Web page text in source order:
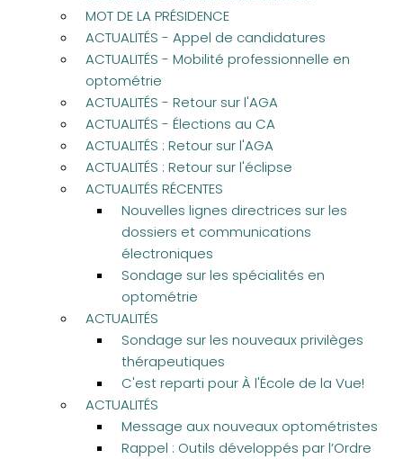
MOT DE LA PRÉSIDENCE
ACTUALITÉS - Appel de candidatures
ACTUALITÉS - Mobilité professionnelle en
optométrie
ACTUALITÉS - Retour sur l'AGA
ACTUALITÉS - Élections au CA
ACTUALITÉS : Retour sur l'AGA
ACTUALITÉS : Retour sur l'éclipse
ACTUALITÉS RÉCENTES
Nouvelles lignes directrices sur les
dossiers et communications
électroniques
Sondage sur les spécialités en
optométrie
ACTUALITÉS
Sondage sur les nouveaux privilèges
thérapeutiques
C'est reparti pour À l'École de la Vue!
ACTUALITÉS
Message aux nouveaux optométristes
Rappel : Outils développés par l’Ordre